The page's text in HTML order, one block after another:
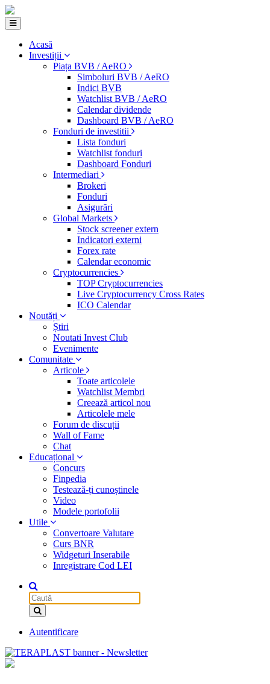
Acasă
Investiții
Piața BVB / AeRO
Simboluri BVB / AeRO
Indici BVB
Watchlist BVB / AeRO
Calendar dividende
Dashboard BVB / AeRO
Fonduri de investitii
Lista fonduri
Watchlist fonduri
Dashboard Fonduri
Intermediari
Brokeri
Fonduri
Asigurări
Global Markets
Stock screener extern
Indicatori externi
Forex rate
Calendar economic
Cryptocurrencies
TOP Cryptocurrencies
Live Cryptocurrency Cross Rates
ICO Calendar
Noutăți
Știri
Noutati Invest Club
Evenimente
Comunitate
Articole
Toate articolele
Watchlist Membri
Creează articol nou
Articolele mele
Forum de discuții
Wall of Fame
Chat
Educațional
Concurs
Finpedia
Testează-ți cunoștinele
Video
Modele portofolii
Utile
Convertoare Valutare
Curs BNR
Widgeturi Inserabile
Inregistrare Cod LEI
Autentificare